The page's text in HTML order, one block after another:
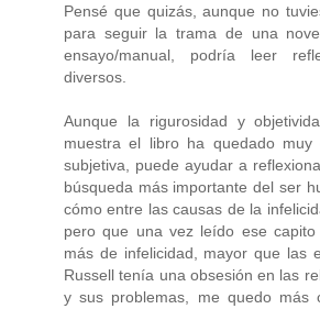
Pensé que quizás, aunque no
para seguir la trama de una
ensayo/manual, podría leer
diversos.
Aunque la rigurosidad y
muestra el libro ha quedado muy
subjetiva, puede ayudar a
búsqueda más importante del ser
cómo entre las causas de la
pero que una vez leído ese
más de infelicidad, mayor que las
Russell tenía una obsesión en las
y sus problemas, me quedo más